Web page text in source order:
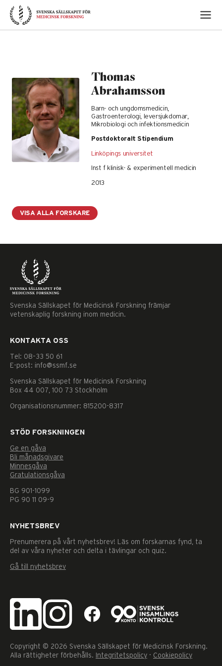
Skip
content
Thomas
Abrahamsson
Barn- och ungdomsmedicin,
Gastroenterologi, leversjukdomar,
Mikrobiologi och infektionsmedicin
Postdoktoralt Stipendium
Linköpings universitet
Inst f klinisk- & experimentell medicin
2013
VISA ALLA FORSKARE
Svenska Sällskapet för Medicinsk Forskning främjar
vetenskaplig forskning inom medicin.
KONTAKTA OSS
Tel: 08–33 50 61
E-post: info@ssmf.se
Svenska Sällskapet för Medicinsk Forskning
Box 44 007, 100 73 Stockholm
Organisationsnummer: 815200-8317
STÖD FORSKNINGEN
Ge en gåva
Bli månadsgivare
Minnesgåva
Gratulationsgåva
BG 901-1099
PG 90 11 09-9
NYHETSBREV
Prenumerera på vårt nyhetsbrev! Läs om forskarnas fynd, ta
del av våra nyheter och delta i tävlingar och quiz.
Gå till nyhetsbrev
Copyright © 2026 Svenska Sällskapet för Medicinsk Forskning.
Alla rättigheter förbehålls.
Integritetspolicy · Cookiepolicy
Nödvändiga
Dessa kakor
går inte att
välja bort. De
behövs för
över huvud
taget ska
Statistik
För att vi ska
kunna
förbättra
och
uppbyggnad,
baserat på hur
hemsidan